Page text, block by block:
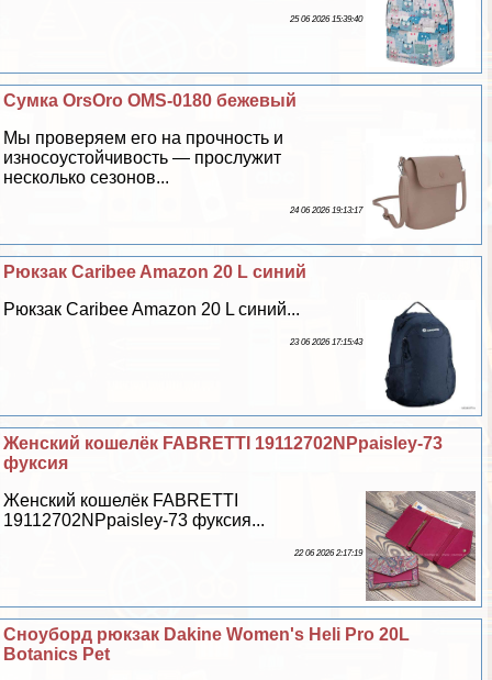
25 06 2026 15:39:40
Сумка OrsOro OMS-0180 бежевый
Мы проверяем его на прочность и
износоустойчивость — прослужит
несколько сезонов...
24 06 2026 19:13:17
Рюкзак Caribee Amazon 20 L синий
Рюкзак Caribee Amazon 20 L синий...
23 06 2026 17:15:43
Женский кошелёк FABRETTI 19112702NPpaisley-73
фуксия
Женский кошелёк FABRETTI
19112702NPpaisley-73 фуксия...
22 06 2026 2:17:19
Сноуборд рюкзак Dakine Women's Heli Pro 20L
Botanics Pet